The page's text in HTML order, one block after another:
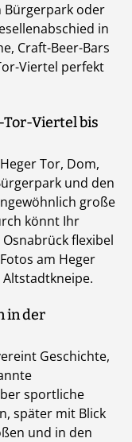
Bürgerpark oder
in
Craft-Beer-Bars
Viertel perfekt
Viertel bis
Tor, Dom,
und den
große
könnt Ihr
flexibel
am Heger
in der
Geschichte,
sportliche
später mit Blick
und in den